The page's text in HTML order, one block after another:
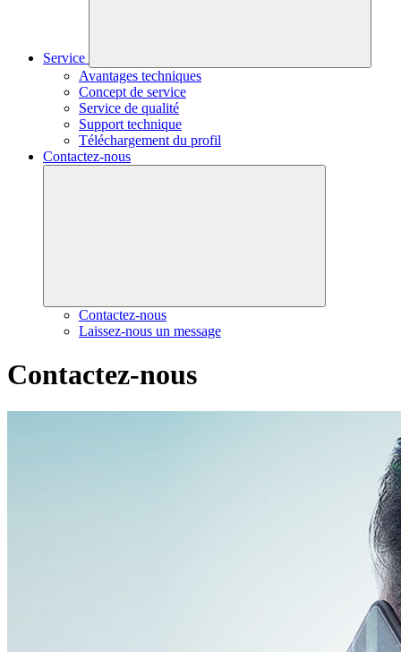
Service
Avantages techniques
Concept de service
Service de qualité
Support technique
Téléchargement du profil
Contactez-nous
Contactez-nous
Laissez-nous un message
Contactez-nous